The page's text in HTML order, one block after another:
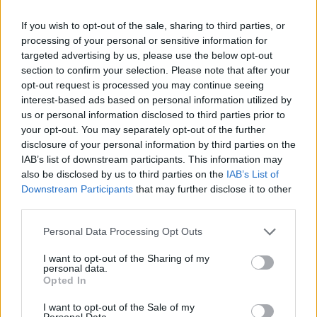
If you wish to opt-out of the sale, sharing to third parties, or
processing of your personal or sensitive information for
targeted advertising by us, please use the below opt-out
section to confirm your selection. Please note that after your
opt-out request is processed you may continue seeing
interest-based ads based on personal information utilized by
us or personal information disclosed to third parties prior to
your opt-out. You may separately opt-out of the further
disclosure of your personal information by third parties on the
IAB’s list of downstream participants. This information may
also be disclosed by us to third parties on the IAB’s List of
Downstream Participants that may further disclose it to other
Personal Data Processing Opt Outs
I want to opt-out of the Sharing of my
personal data.
Opted In
I want to opt-out of the Sale of my
ασκώντας κριτική στον τρόπο καταβολής του στις
περιπτώσεις διαζευγμένων γονέων και
αποκλειστικής επιμέλειας.
Δημογραφικό: «Δεν είναι μόνο υπόθεση των
γυναικών»
Ένα μεγάλο μέρος της συζήτησης αφιερώθηκε στο
δημογραφικό, το οποίο χαρακτήρισε
πολυπαραγοντικό πρόβλημα.
Σύμφωνα με την ίδια, η αντιμετώπισή του δεν
μπορεί να περιοριστεί σε εκκλήσεις προς τις
γυναίκες να κάνουν περισσότερα παιδιά, αλλά
απαιτεί πολιτικές που δημιουργούν αίσθημα
ασφάλειας για τα νέα ζευγάρια.